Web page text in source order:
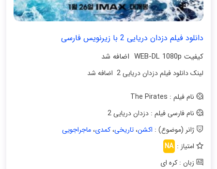
دانلود فیلم دزدان دریایی 2 با زیرنویس فارسی
کیفیت WEB-DL 1080p اضافه شد
لینک دانلود فیلم دزدان دریایی 2 اضافه شد
نام فیلم : The Pirates
نام فارسی فیلم : دزدان دریایی 2
ژانر (موضوع) : اکشن،تاریخی،کمدی،ماجراجویی
امتیاز : NA
زبان : کره ای